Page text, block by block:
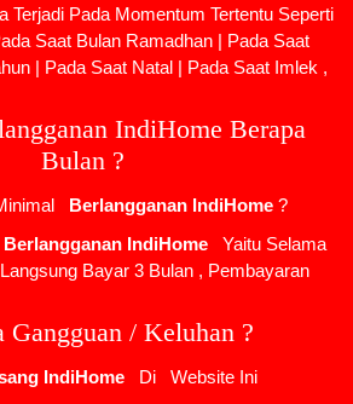
Terjadi Pada Momentum Tertentu Seperti
Saat Bulan Ramadhan | Pada Saat
| Pada Saat Natal | Pada Saat Imlek ,
IndiHome Berapa
Bulan ?
Berlangganan IndiHome ?
Berlangganan IndiHome
Yaitu Selama
Bayar 3 Bulan , Pembayaran
Gangguan / Keluhan ?
IndiHome Di
Website Ini